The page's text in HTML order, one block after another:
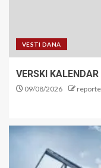
VESTI DANA
VERSKI
09/08/2026